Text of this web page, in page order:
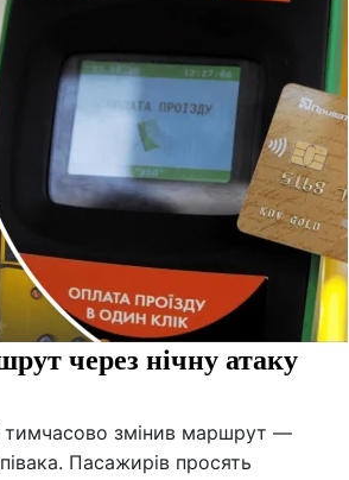
через нічну атаку
тимчасово змінив маршрут —
Пасажирів просять